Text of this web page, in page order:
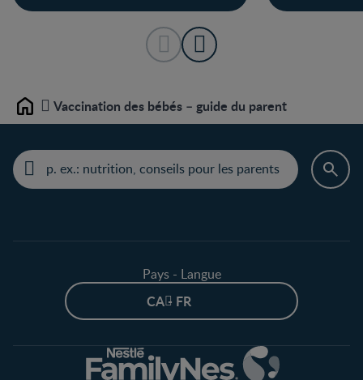
Home Vaccination des bébés – guide du parent
Pays - Langue
CA - FR